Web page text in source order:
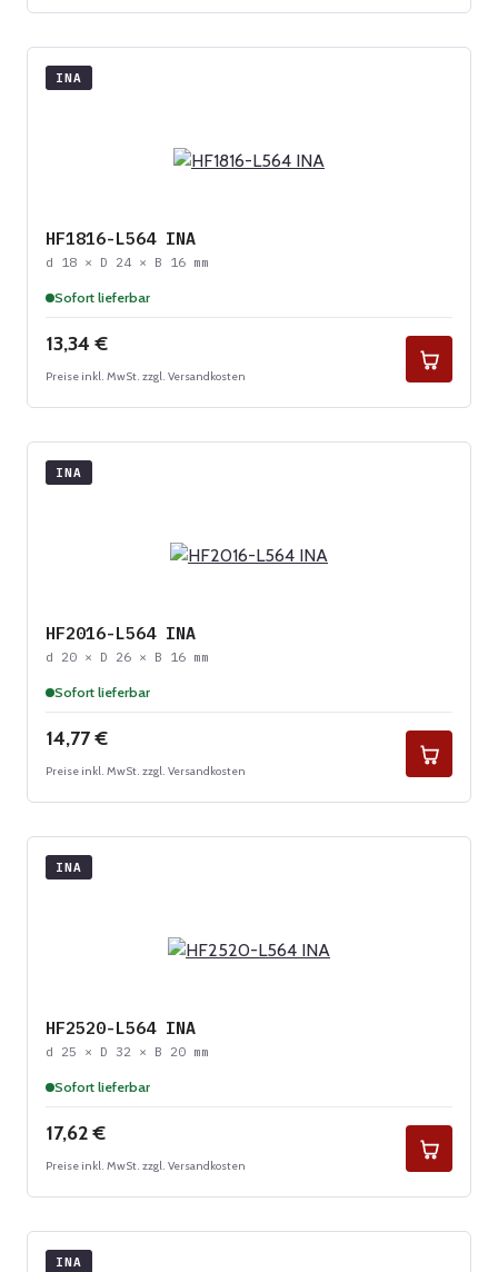
INA
HF1816-L564 INA
d 18 × D 24 × B 16 mm
Sofort lieferbar
Regulärer Preis:
13,34 €
Preise inkl. MwSt. zzgl. Versandkosten
INA
HF2016-L564 INA
d 20 × D 26 × B 16 mm
Sofort lieferbar
Regulärer Preis:
14,77 €
Preise inkl. MwSt. zzgl. Versandkosten
INA
HF2520-L564 INA
d 25 × D 32 × B 20 mm
Sofort lieferbar
Regulärer Preis:
17,62 €
Preise inkl. MwSt. zzgl. Versandkosten
INA